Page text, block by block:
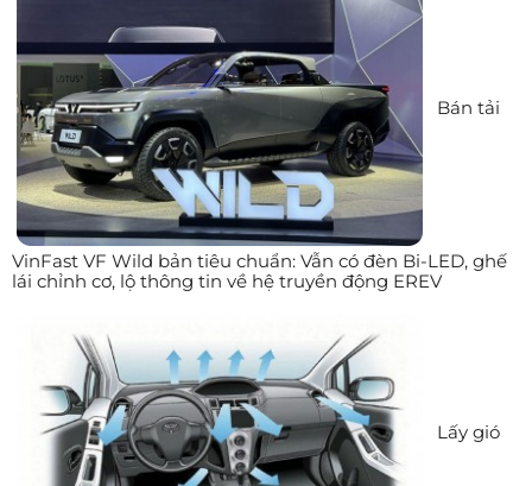
Bán tải
VinFast VF Wild bản tiêu chuẩn: Vẫn có đèn Bi-LED, ghế
lái chỉnh cơ, lộ thông tin về hệ truyền động EREV
Lấy gió